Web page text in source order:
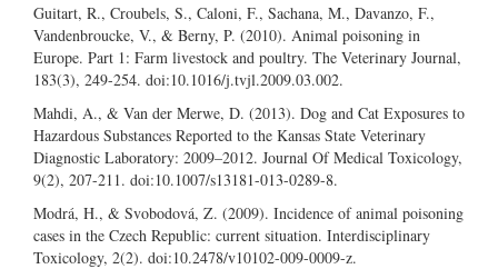
Guitart, R., Croubels, S., Caloni, F., Sachana, M., Davanzo, F.,
Vandenbroucke, V., & Berny, P. (2010). Animal poisoning in
Europe. Part 1: Farm livestock and poultry. The Veterinary Journal,
183(3), 249-254. doi:10.1016/j.tvjl.2009.03.002.
Mahdi, A., & Van der Merwe, D. (2013). Dog and Cat Exposures to
Hazardous Substances Reported to the Kansas State Veterinary
Diagnostic Laboratory: 2009–2012. Journal Of Medical Toxicology,
9(2), 207-211. doi:10.1007/s13181-013-0289-8.
Modrá, H., & Svobodová, Z. (2009). Incidence of animal poisoning
cases in the Czech Republic: current situation. Interdisciplinary
Toxicology, 2(2). doi:10.2478/v10102-009-0009-z.